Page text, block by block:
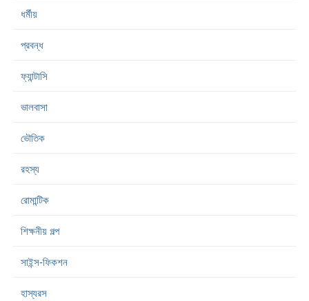
ধর্মীয়
প্রবন্ধ
ফ্যান্টাসি
ভালবাসা
ভৌতিক
রহস্য
রোমান্টিক
শিক্ষনীয় গল্প
সাইন্স-ফিকশন
হাস্যরস